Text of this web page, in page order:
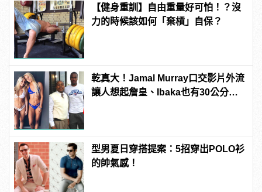
【健身重訓】自由重量好可怕！？沒
力的時候該如何「棄槓」自保？
乾真大！Jamal Murray口交影片外流
讓人想起詹皇、Ibaka也有30公分驚
型男夏日穿搭提案：5招穿出POLO衫
的帥氣感！